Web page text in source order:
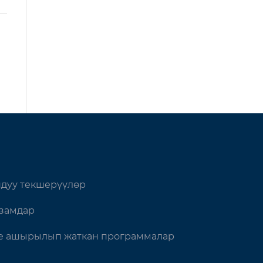
текшерүүлөр
ашырылып жаткан программалар